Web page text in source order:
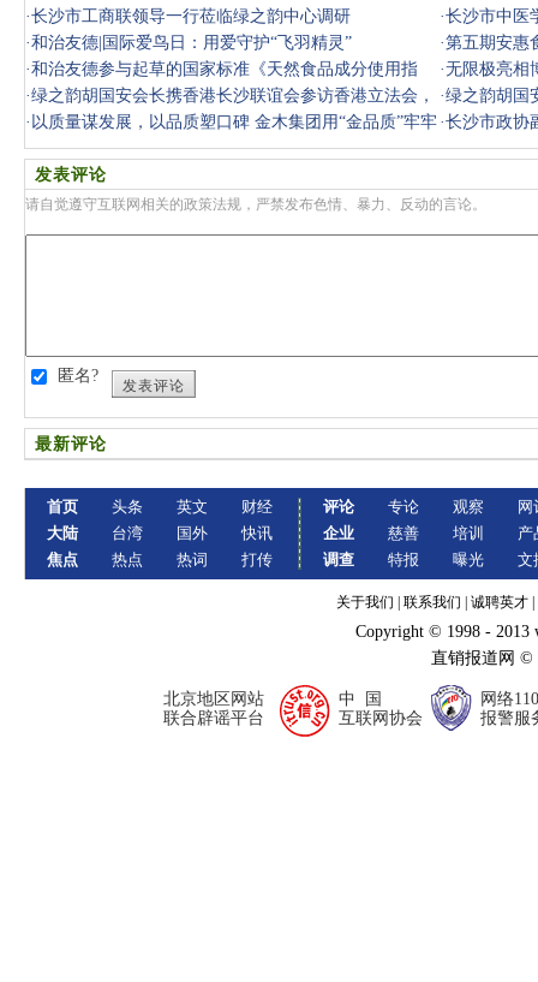
宪法公园
·长沙市工商联领导一行莅临绿之韵中心调研 ·长沙市中医
·和治友德|国际爱鸟日：用爱守护“飞羽精灵” ·第五期安惠
·和治友德参与起草的国家标准《天然食品成分使用指
南》正式发
·无限极亮相
·绿之韵胡国安会长携香港长沙联谊会参访香港立法会，
深化爱国
·绿之韵胡国
· 以质量谋发展，以品质塑口碑 金木集团用“金品质”牢牢
守护消
·长沙市政协
走访调研
发表评论
请自觉遵守互联网相关的政策法规，严禁发布色情、暴力、反动的言论。
匿名?
发表评论
最新评论
首页
大陆
焦点
头条
台湾
热点
英文
国外
热词
财经
快讯
打传
评论
企业
调查
专论
慈善
特报
观察
培训
曝光
网
产
文
关于我们 联系我们 诚聘英才
Copyright © 1998 - 2013
直销报道网
北京地区网站
联合辟谣平台
中 国
互联网协会
网络110
报警服